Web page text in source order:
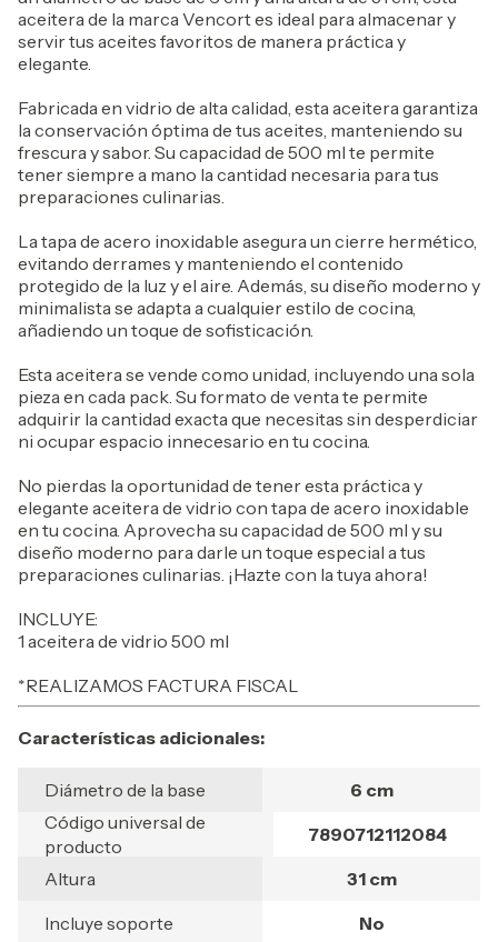
aceitera de la marca Vencort es ideal para almacenar y
servir tus aceites favoritos de manera práctica y
elegante.
Fabricada en vidrio de alta calidad, esta aceitera garantiza
la conservación óptima de tus aceites, manteniendo su
frescura y sabor. Su capacidad de 500 ml te permite
tener siempre a mano la cantidad necesaria para tus
preparaciones culinarias.
La tapa de acero inoxidable asegura un cierre hermético,
evitando derrames y manteniendo el contenido
protegido de la luz y el aire. Además, su diseño moderno y
minimalista se adapta a cualquier estilo de cocina,
añadiendo un toque de sofisticación.
Esta aceitera se vende como unidad, incluyendo una sola
pieza en cada pack. Su formato de venta te permite
adquirir la cantidad exacta que necesitas sin desperdiciar
ni ocupar espacio innecesario en tu cocina.
No pierdas la oportunidad de tener esta práctica y
elegante aceitera de vidrio con tapa de acero inoxidable
en tu cocina. Aprovecha su capacidad de 500 ml y su
diseño moderno para darle un toque especial a tus
preparaciones culinarias. ¡Hazte con la tuya ahora!
INCLUYE:
1 aceitera de vidrio 500 ml
*REALIZAMOS FACTURA FISCAL
Características adicionales:
Diámetro de la base
6 cm
Código universal de
producto
7890712112084
Altura
31 cm
Incluye soporte
No